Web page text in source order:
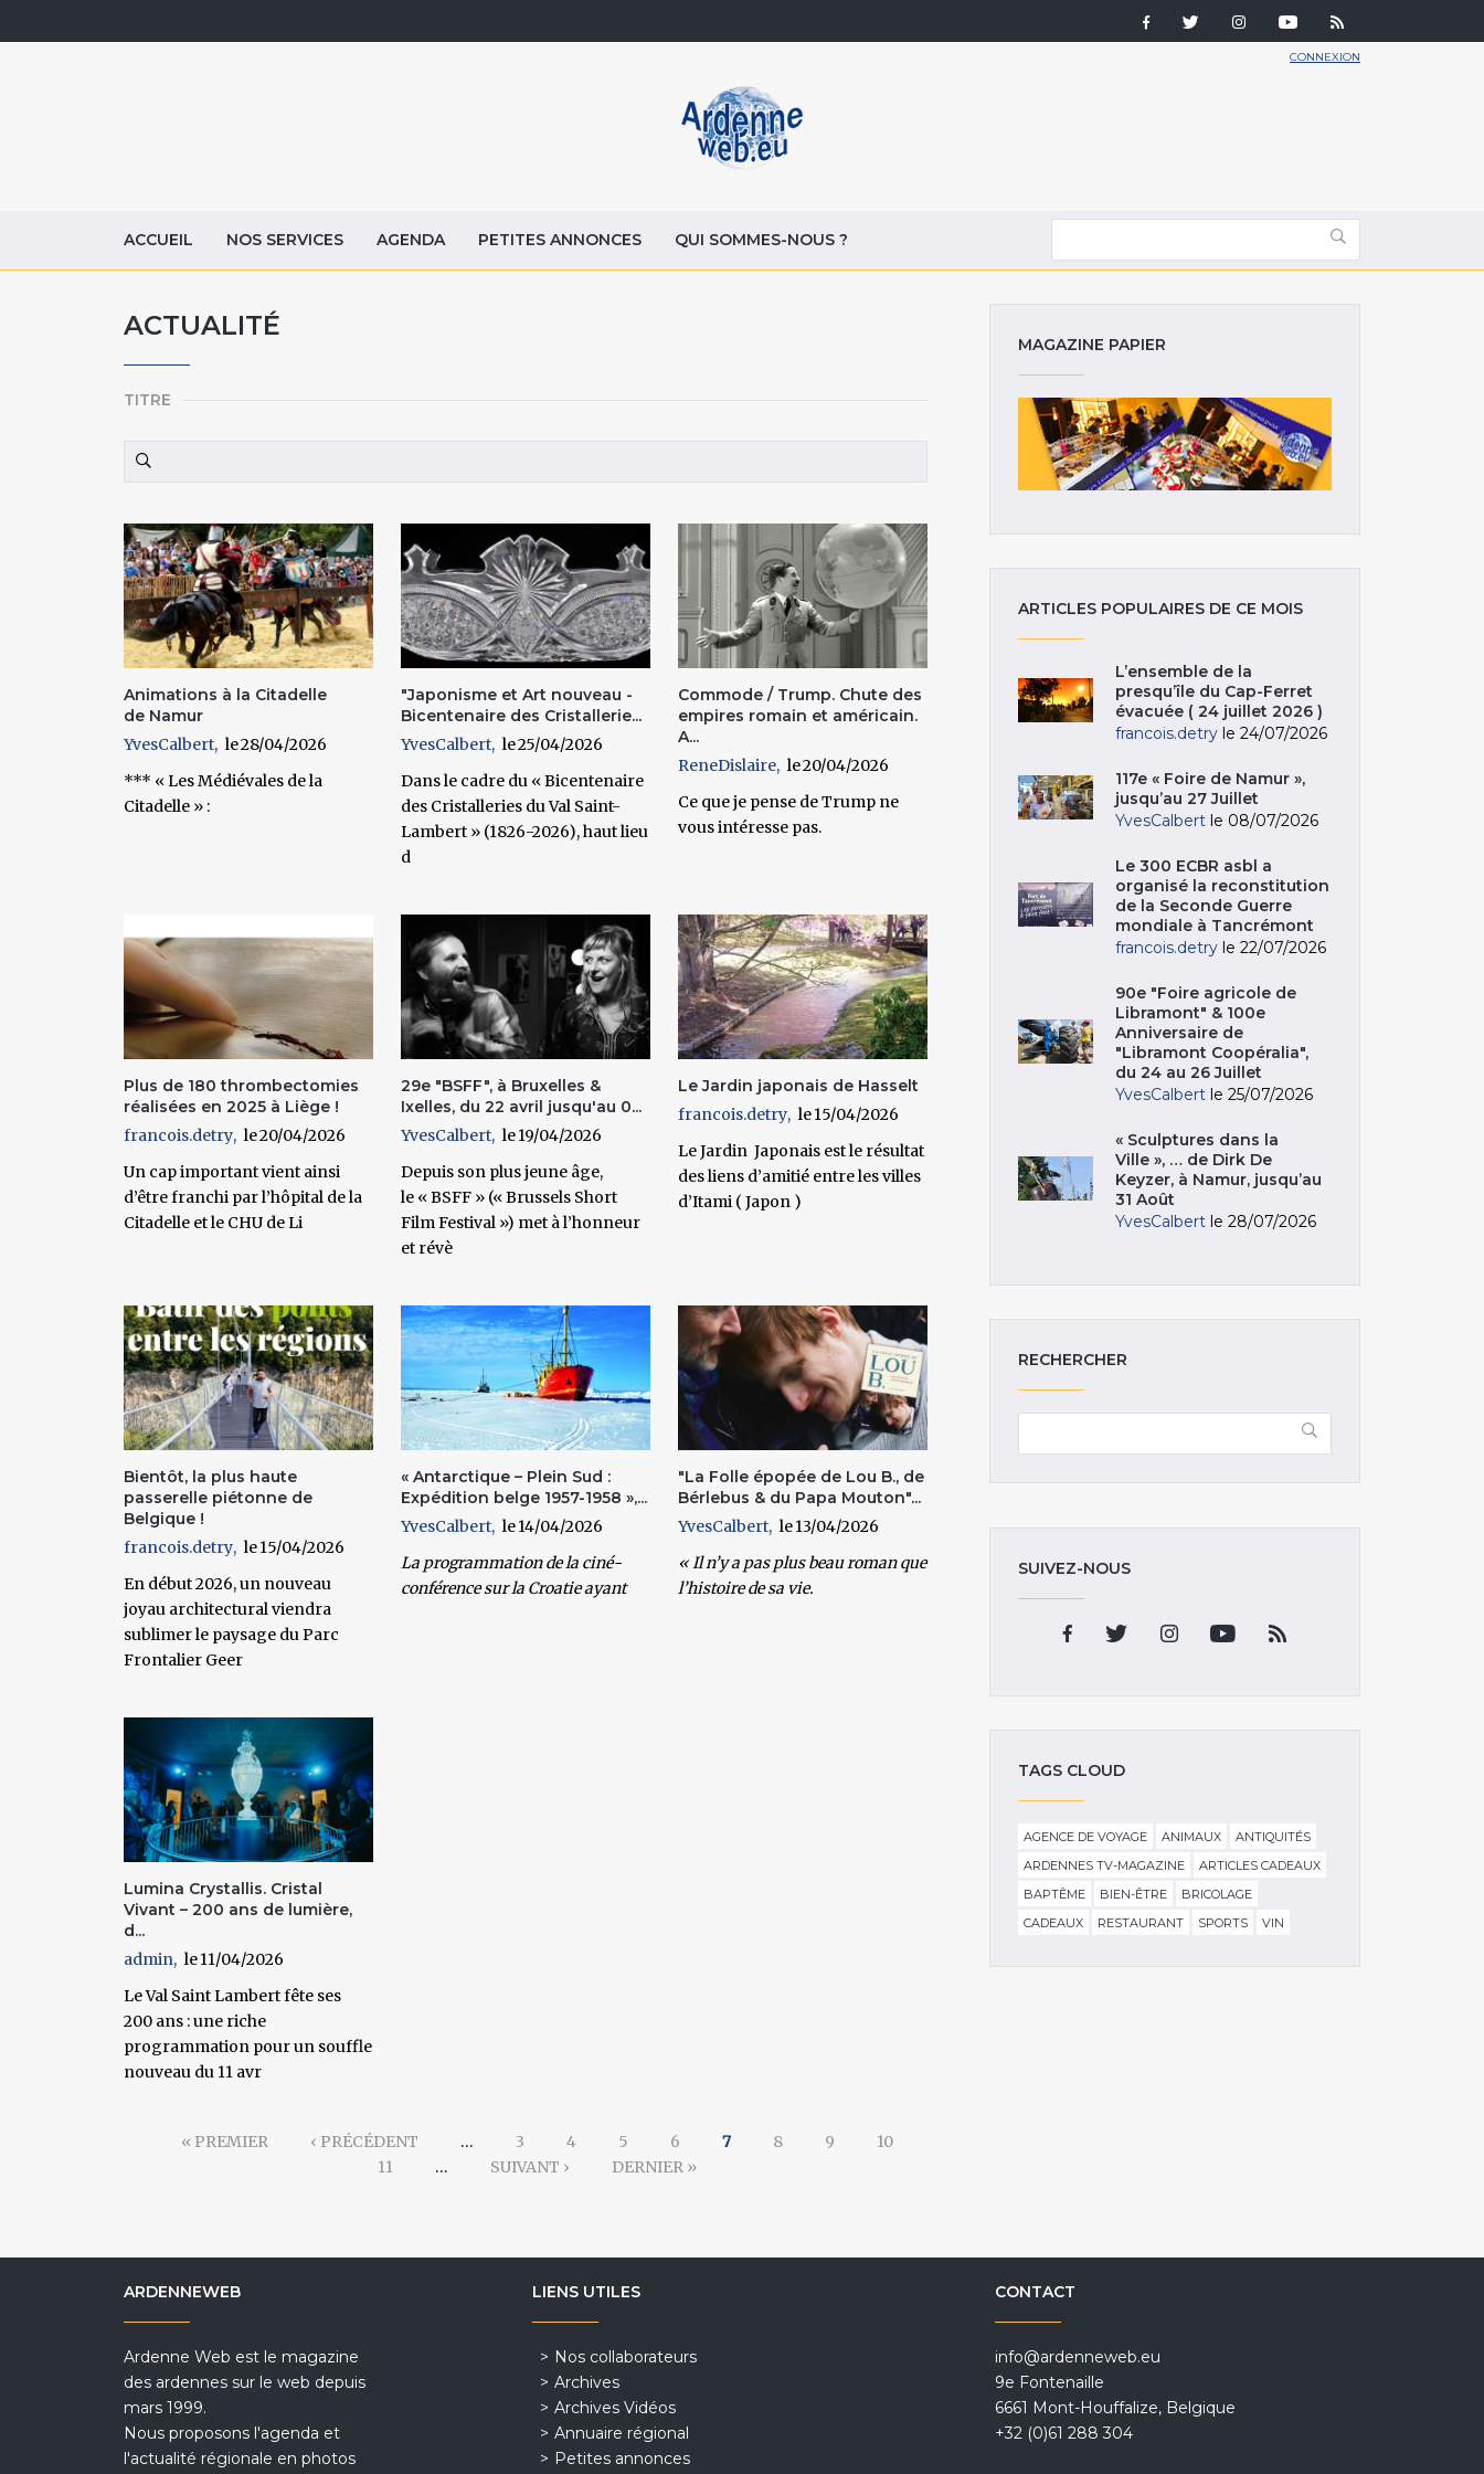
CONNEXION
ACCUEIL NOS SERVICES AGENDA PETITES ANNONCES QUI SOMMES-NOUS ?
ACTUALITÉ
TITRE
Animations à la Citadelle
de Namur
YvesCalbert
28/04/2026
*** « Les Médiévales de la
Citadelle » :
"Japonisme et Art nouveau -
Bicentenaire des Cristallerie...
YvesCalbert
25/04/2026
Dans le cadre du « Bicentenaire
des Cristalleries du Val Saint-
Lambert » (1826-2026), haut lieu
d
Commode / Trump. Chute des
empires romain et américain.
A...
ReneDislaire
20/04/2026
Ce que je pense de Trump ne
vous intéresse pas.
Plus de 180 thrombectomies
réalisées en 2025 à Liège !
francois.detry
20/04/2026
Un cap important vient ainsi
d’être franchi par l’hôpital de la
Citadelle et le CHU de Li
29e "BSFF", à Bruxelles &
Ixelles, du 22 avril jusqu'au 0...
YvesCalbert
19/04/2026
Depuis son plus jeune âge,
le « BSFF » (« Brussels Short
Film Festival ») met à l’honneur
et révè
Le Jardin japonais de Hasselt
francois.detry
15/04/2026
Le Jardin Japonais est le résultat
des liens d’amitié entre les villes
d’Itami ( Japon )
Bientôt, la plus haute
passerelle piétonne de
Belgique !
francois.detry
15/04/2026
En début 2026, un nouveau
joyau architectural viendra
sublimer le paysage du Parc
Frontalier Geer
« Antarctique – Plein Sud :
Expédition belge 1957-1958 »,...
YvesCalbert
14/04/2026
La programmationde la ciné-
conférence sur la Croatieayant
"La Folle épopée de Lou B., de
Bérlebus & du Papa Mouton"...
YvesCalbert
13/04/2026
« Il n’y a pas plus beau roman que
l’histoire de sa vie.
Lumina Crystallis. Cristal
Vivant – 200 ans de lumière,
d...
admin
11/04/2026
Le Val Saint Lambert fête ses
200 ans : une riche
programmation pour un souffle
nouveau du 11 avr
Pages
« PREMIER ‹ PRÉCÉDENT … 3 4 5 6 7 8 9
10
11
… SUIVANT › DERNIER »
MAGAZINE PAPIER
ARTICLES POPULAIRES DE CE MOIS
L’ensemble de la
presqu’île du Cap-Ferret
évacuée ( 24 juillet 2026 )
francois.detry le 24/07/2026
117e « Foire de Namur »,
jusqu’au 27 Juillet
YvesCalbert le 08/07/2026
Le 300 ECBR asbl a
organisé la reconstitution
de la Seconde Guerre
mondiale à Tancrémont
francois.detry le 22/07/2026
90e "Foire agricole de
Libramont" & 100e
Anniversaire de
"Libramont Coopéralia",
du 24 au 26 Juillet
YvesCalbert le 25/07/2026
« Sculptures dans la
Ville », … de Dirk De
Keyzer, à Namur, jusqu’au
31 Août
YvesCalbert le 28/07/2026
RECHERCHER
SUIVEZ-NOUS
TAGS CLOUD
AGENCE DE VOYAGE ANIMAUX
ANTIQUITÉS
ARDENNES TV-MAGAZINE
ARTICLES CADEAUX
BAPTÊME
BIEN-ÊTRE
BRICOLAGE
CADEAUX
RESTAURANT SPORTS VIN
ARDENNEWEB
Ardenne Web est le magazine
des ardennes sur le web depuis
mars 1999.
Nous proposons l'agenda et
l'actualité régionale en photos
LIENS UTILES
Nos collaborateurs
Archives
Archives Vidéos
Annuaire régional
Petites annonces
CONTACT
info@ardenneweb.eu
9e Fontenaille
6661 Mont-Houffalize, Belgique
+32 (0)61 288 304